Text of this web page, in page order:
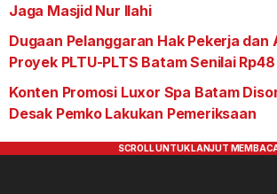
Jaga Masjid Nur Ilahi
Dugaan Pelanggaran Hak Pekerja dan
Proyek PLTU-PLTS Batam Senilai
Konten Promosi Luxor Spa Batam
Desak Pemko Lakukan Pemeriksaan